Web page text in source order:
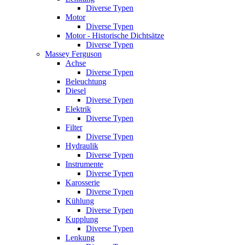
Diverse Typen
Motor
Diverse Typen
Motor - Historische Dichtsätze
Diverse Typen
Massey Ferguson
Achse
Diverse Typen
Beleuchtung
Diesel
Diverse Typen
Elektrik
Diverse Typen
Filter
Diverse Typen
Hydraulik
Diverse Typen
Instrumente
Diverse Typen
Karosserie
Diverse Typen
Kühlung
Diverse Typen
Kupplung
Diverse Typen
Lenkung